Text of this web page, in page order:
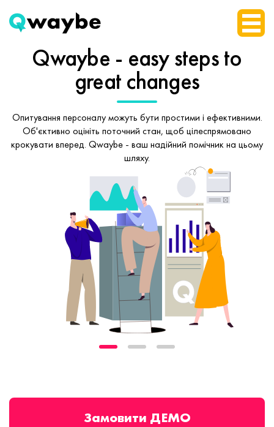
Qwaybe - easy stepsto
great changes
Опитування персоналу можуть бути простими і ефективними.
Об'єктивно оцініть поточний стан, щоб цілеспрямовано
крокувати вперед. Qwaybe - ваш надійний помічник на цьому
шляху.
Замовити ДЕМО